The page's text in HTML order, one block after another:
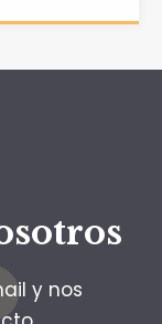
y nos